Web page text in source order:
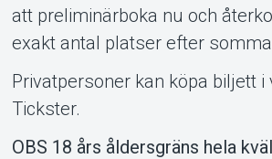
att preliminärboka nu och
exakt antal platser efter
Privatpersoner kan köpa biljett i
Tickster.
OBS 18 års åldersgräns hela